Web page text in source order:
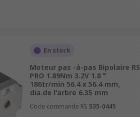
En stock
Moteur pas -à-pas Bipolaire RS
PRO 1.89Nm 3.2V 1.8 °
186tr/min 56.4 x 56.4 mm,
dia.de l'arbre 6.35 mm
Code commande RS 535-0445